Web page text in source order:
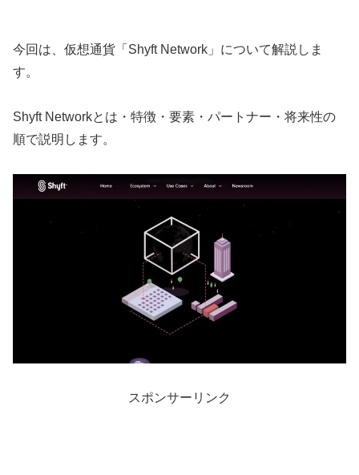
今回は、仮想通貨「Shyft Network」について解説しま
す。
Shyft Networkとは・特徴・要素・パートナー・将来性の
順で説明します。
スポンサーリンク